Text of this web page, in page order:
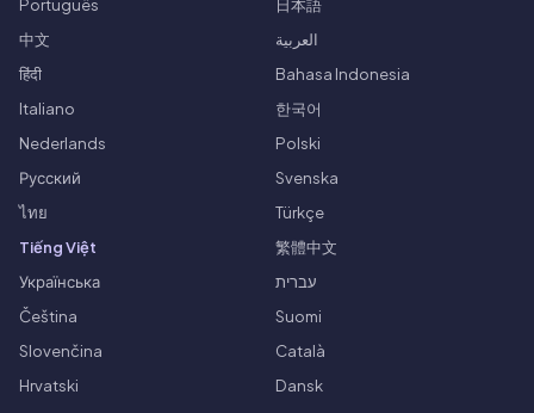
Português
日本語
中文
العربية
हिंदी
Bahasa Indonesia
Italiano
한국어
Nederlands
Polski
Русский
Svenska
ไทย
Türkçe
Tiếng Việt
繁體中文
Українська
עברית
Čeština
Suomi
Slovenčina
Català
Hrvatski
Dansk